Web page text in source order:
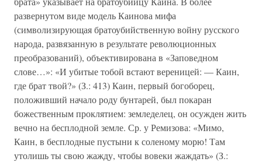
развернутом виде модель Каинова мифа
(символизирующая братоубийственную войну русского
народа, развязанную в результате революционных
преобразований), объективирована в «Заповедном
слове…»: «И убитые тобой встают вереницей: — Каин,
где брат твой?» (З.: 413) Каин, первый богоборец,
положивший начало роду бунтарей, был покаран
божественным проклятием: земледелец, он осужден жить
вечно на бесплодной земле. Ср. у Ремизова: «Мимо,
Каин, в бесплодные пустыни к соленому морю! Там
утолишь ты свою жажду, чтобы вовеки жаждать» (З.: